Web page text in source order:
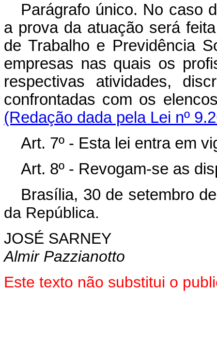
Parágrafo único. No caso
a prova da atuação será
de Trabalho e Previdência
empresas nas quais os
respectivas atividades,
confrontadas com os
(Redação dada pela Lei nº
Art. 7º - Esta lei entra em
Art. 8º - Revogam-se as
Brasília, 30 de setembro
da República.
JOSÉ SARNEY
Almir Pazzianotto
Este texto não substitui o